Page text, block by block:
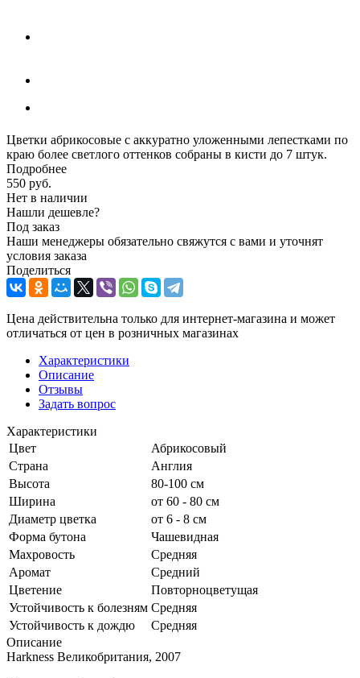
Цветки абрикосовые с аккуратно уложенными лепестками по
краю более светлого оттенков собраны в кисти до 7 штук.
Подробнее
550 руб.
Нет в наличии
Нашли дешевле?
Под заказ
Наши менеджеры обязательно свяжутся с вами и уточнят
условия заказа
Поделиться
Цена действительна только для интернет-магазина и может
отличаться от цен в розничных магазинах
Характеристики
Описание
Отзывы
Задать вопрос
Характеристики
Цвет
Абрикосовый
Страна
Англия
Высота
80-100 см
Ширина
от 60 - 80 см
Диаметр цветка
от 6 - 8 см
Форма бутона
Чашевидная
Махровость
Средняя
Аромат
Средний
Цветение
Повторноцветущая
Устойчивость к болезням Средняя
Устойчивость к дождю
Средняя
Описание
Harkness Великобритания, 2007